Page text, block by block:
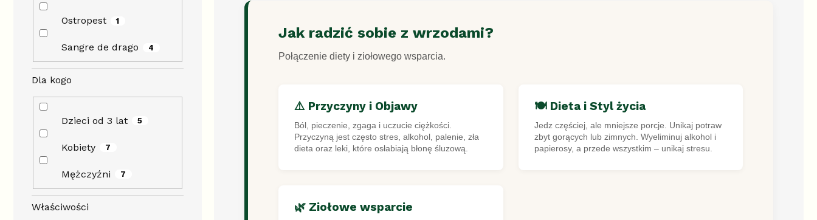
Ostropest 1
Sangre de drago 4
Dla kogo
Dzieci od 3 lat 5
Kobiety 7
Mężczyźni 7
Właściwości
Jak radzić sobie z wrzodami?
Połączenie diety i ziołowego wsparcia.
⚠️ Przyczyny i Objawy
Ból, pieczenie, zgaga i uczucie ciężkości.
Przyczyną jest często stres, alkohol, palenie, zła
dieta oraz leki, które osłabiają błonę śluzową.
🍽️ Dieta i Styl życia
Jedz częściej, ale mniejsze porcje. Unikaj potraw
zbyt gorących lub zimnych. Wyeliminuj alkohol i
papierosy, a przede wszystkim – unikaj stresu.
🌿 Ziołowe wsparcie